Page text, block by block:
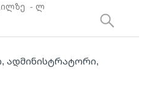
- ლ
ადმინისტრატორი,